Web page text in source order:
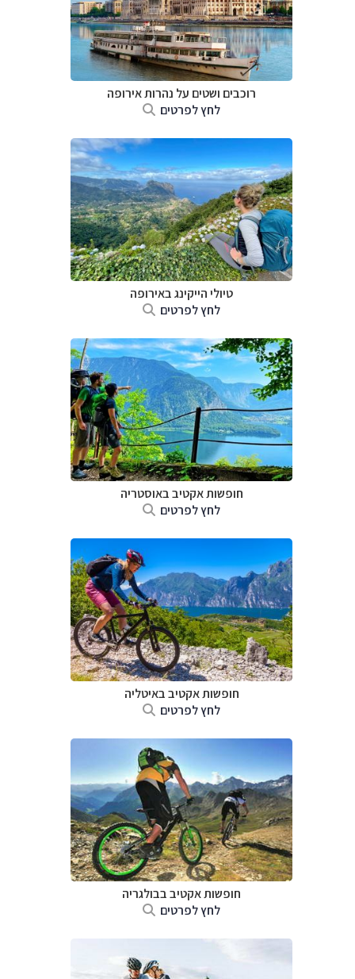
רוכבים ושטים על נהרות אירופה
לחץ לפרטים
טיולי הייקינג באירופה
לחץ לפרטים
חופשות אקטיב באוסטריה
לחץ לפרטים
חופשות אקטיב באיטליה
לחץ לפרטים
חופשות אקטיב בבולגריה
לחץ לפרטים